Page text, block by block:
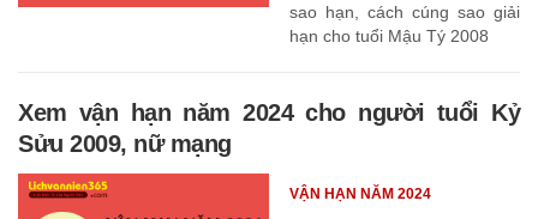
sao hạn, cách cúng sao giải
hạn cho tuổi Mậu Tý 2008
Xem vận hạn năm 2024 cho người tuổi Kỷ
Sửu 2009, nữ mạng
VẬN HẠN NĂM 2024